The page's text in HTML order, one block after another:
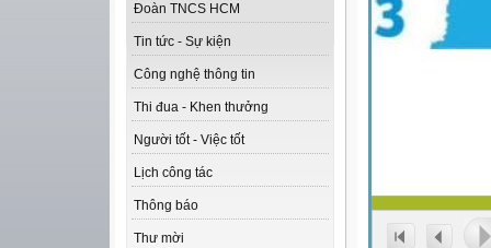
Đoàn TNCS HCM
Tin tức - Sự kiện
Công nghệ thông tin
Thi đua - Khen thưởng
Người tốt - Việc tốt
Lịch công tác
Thông báo
Thư mời